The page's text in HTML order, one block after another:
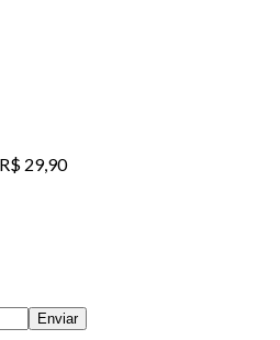
R$ 29,90
Enviar